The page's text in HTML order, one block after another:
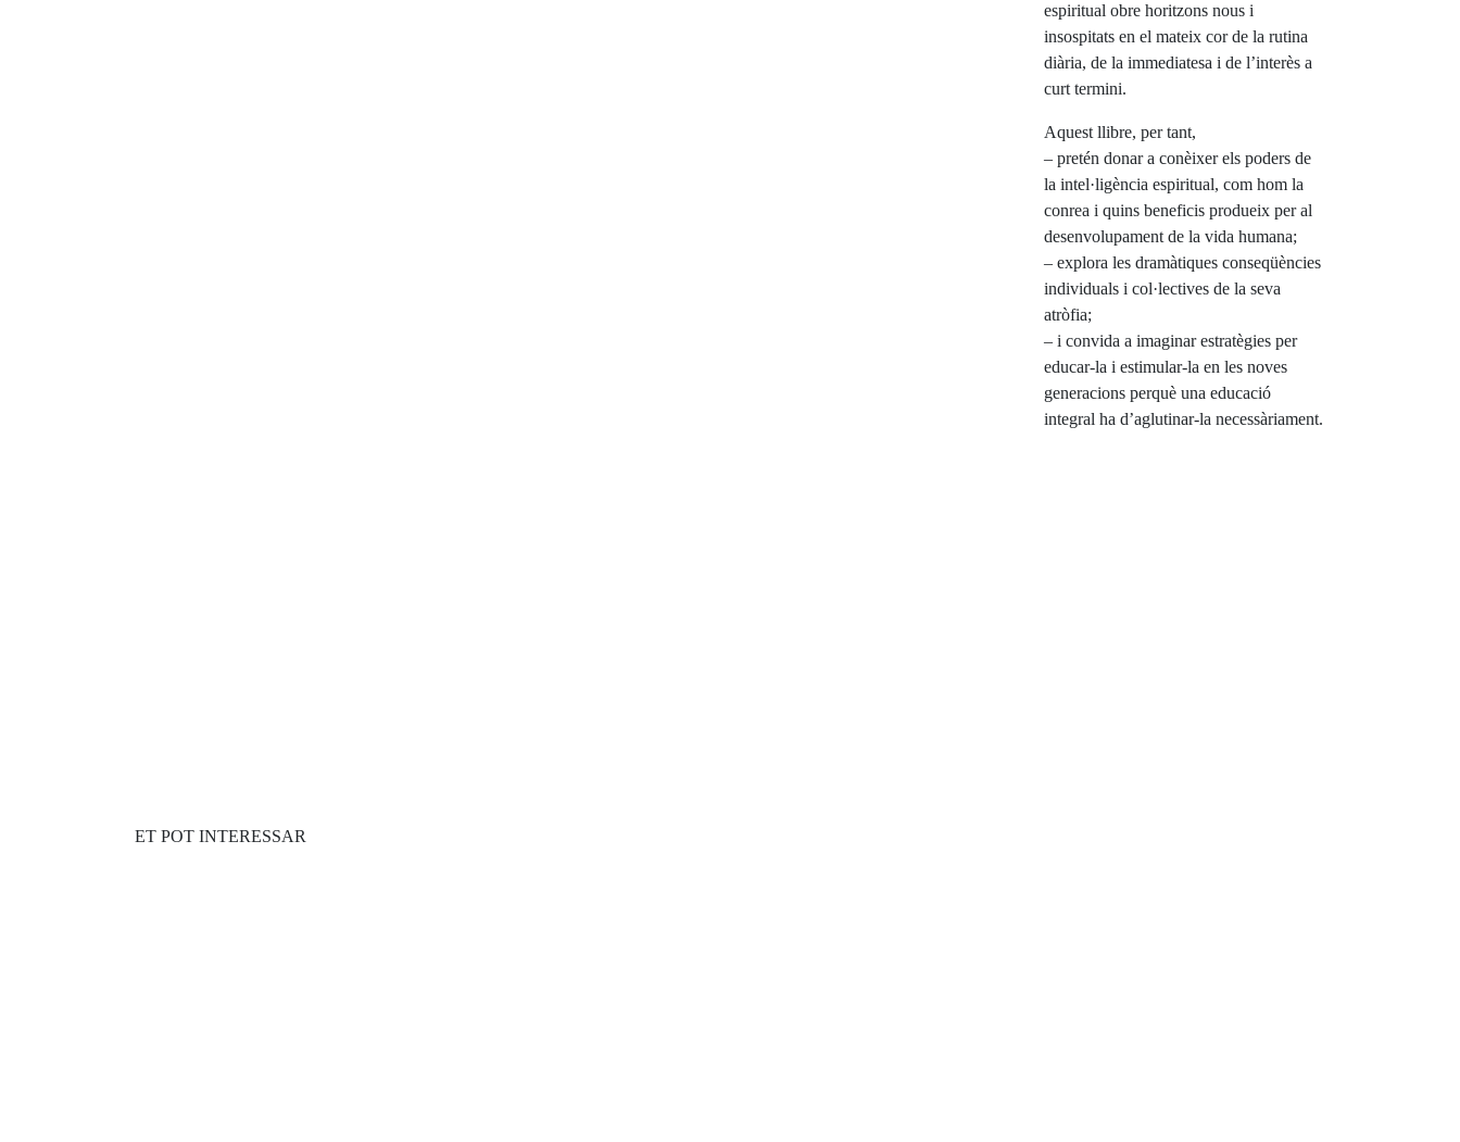
espiritual obre horitzons nous i
insospitats en el mateix cor de la rutina
diària, de la immediatesa i de l’interès a
curt termini.
Aquest llibre, per tant,
– pretén donar a conèixer els poders de
la intel·ligència espiritual, com hom la
conrea i quins beneficis produeix per al
desenvolupament de la vida humana;
– explora les dramàtiques conseqüències
individuals i col·lectives de la seva
atròfia;
– i convida a imaginar estratègies per
educar-la i estimular-la en les noves
generacions perquè una educació
integral ha d’aglutinar-la necessàriament.
ET POT INTERESSAR